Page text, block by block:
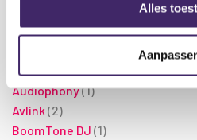
Alles
€10.00 - €75.00
Audiophony 1product
Avlink 2producten
BoomTone DJ 1product